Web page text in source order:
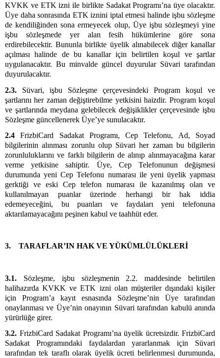
KVKK ve ETK izni ile birlikte Sadakat Programı’na üye olacaktır.
Üye daha sonrasında ETK iznini iptal etmesi halinde işbu sözleşme
de kendiliğinden sona ermeyecek olup, Üye işbu sözleşmeyi yine
işbu sözleşmede yer alan fesih hükümlerine göre sona
erdirebilecektir. Bununla birlikte üyelik alınabilecek diğer kanallar
açılması halinde de bu kanallar için belirtilen koşul ve şartlar
uygulanacaktır. Bu minvalde güncel duyurular Süvari tarafından
duyurulacaktır.
2.3. Süvari, işbu Sözleşme çerçevesindeki Program koşul ve
şartlarını her zaman değiştirebilme yetkisini haizdir. Program koşul
ve şartlarında meydana gelebilecek değişiklikler çerçevesinde işbu
Sözleşme güncellenerek Üye’ye sunulacaktır.
2.4 FrizbiCard Sadakat Programı, Cep Telefonu, Ad, Soyad
bilgilerinin alınması zorunlu olup Süvari her zaman bu bilgilerin
zorunluluklarını ve farklı bilgilerin de alınıp alınmayacağına karar
verme yetkisine sahiptir. Üye, Cep Telefonunun değişmesi
durumunda yeni Cep Telefonu numarası ile yeni üyelik yapması
gerktiği ve eski Cep telefon numarası ile kazanılmış olan ve
kullanılmayan puanlar üzerinde herhangi bir hak iddia
edemeyeceğini, bu puanları ve faydaları yeni telefonuna
aktarılamayacağını peşinen kabul ve taahhüt eder.
3. TARAFLAR’IN HAK VE YÜKÜMLÜLÜKLERİ
3.1. Sözleşme, işbu sözleşmenin 2.2. maddesinde belirtilen
halihazırda KVKK ve ETK izni olan müşteriler dışındaki kişiler
için Program’a kayıt esnasında Sözleşme’nin Üye tarafından
onaylanması ve Üye’nin onayının Süvari tarafından kabulü anında
yürürlüğe girer.
3.2. FrizbiCard Sadakat Programı’na üyelik ücretsizdir. FrizbiCard
Sadakat Programındaki faydalardan yararlanmak için Süvari
tarafından tek taraflı olarak üyelik ücreti belirlenmesi durumunda,